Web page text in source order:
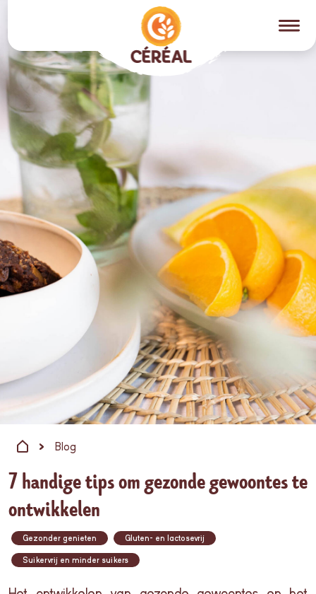
Blog
7 handige tips om gezonde gewoontes te
ontwikkelen
Gezonder genieten Gluten- en lactosevrij
Suikervrij en minder suikers